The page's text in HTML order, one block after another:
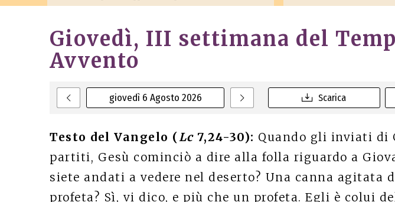
giovedì 6 Agosto 2026
Giovedì, III settimana del
Avvento
Scarica
Testo del Vangelo (Lc7,24-30): Quando gli inviati di
partiti, Gesù cominciò a dire alla folla riguardo a
siete andati a vedere nel deserto? Una canna agitata
profeta? Sì, vi dico, e più che un profeta. Egli è colui